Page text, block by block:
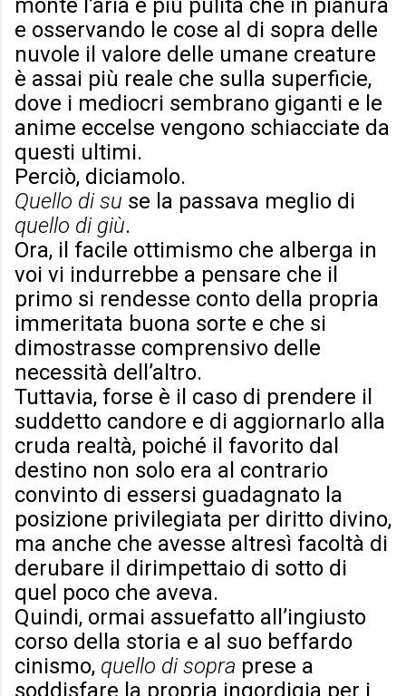
monte l’aria è più pulita che in pianura
e osservando le cose al di sopra delle
nuvole il valore delle umane creature
è assai più reale che sulla superficie,
dove i mediocri sembrano giganti e le
anime eccelse vengono schiacciate da
questi ultimi.
Perciò, diciamolo.
Quello di su se la passava meglio di
quello di giù.
Ora, il facile ottimismo che alberga in
voi vi indurrebbe a pensare che il
primo si rendesse conto della propria
immeritata buona sorte e che si
dimostrasse comprensivo delle
necessità dell’altro.
Tuttavia, forse è il caso di prendere il
suddetto candore e di aggiornarlo alla
cruda realtà, poiché il favorito dal
destino non solo era al contrario
convinto di essersi guadagnato la
posizione privilegiata per diritto divino,
ma anche che avesse altresì facoltà di
derubare il dirimpettaio di sotto di
quel poco che aveva.
Quindi, ormai assuefatto all’ingiusto
corso della storia e al suo beffardo
cinismo, quello di sopra prese a